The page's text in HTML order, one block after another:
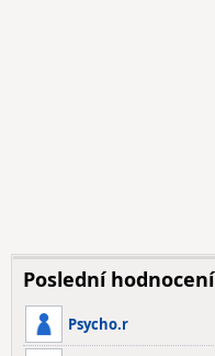
Poslední hodnocení
Psycho.r